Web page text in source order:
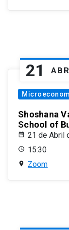
21 ABR
Shoshana
School of
21 de Abril
15:30
Zoom